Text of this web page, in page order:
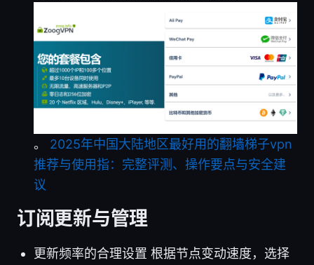
。 2025年中国大陆地区最好用的翻墙梯子vpn
推荐与使用指：完整评测、操作要点与安全建
议
订阅更新与管理
更新频率的合理设置 根据节点变动速度，选择